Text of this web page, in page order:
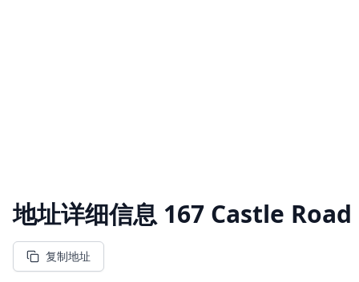
地址详细信息 167 Castle Road
复制地址